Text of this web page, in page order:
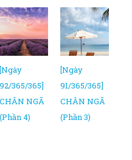
[Ngày
92/365/365]
CHÂN NGÃ
(Phần 4)
[Ngày
91/365/365]
CHÂN NGÃ
(Phần 3)